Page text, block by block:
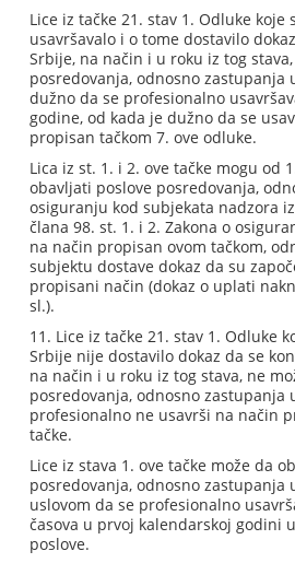
Lice iz tačke 21. stav 1. Odluke
usavršavalo i o tome dostavilo
Srbije, na način i u roku iz tog
posredovanja, odnosno zastupanja
dužno da se profesionalno
godine, od kada je dužno da se
propisan tačkom 7. ove odluke.
Lica iz st. 1. i 2. ove tačke mogu od
obavljati poslove posredovanja,
osiguranju kod subjekata nadzora
člana 98. st. 1. i 2. Zakona o
na način propisan ovom tačkom,
subjektu dostave dokaz da su
propisani način (dokaz o uplati
sl.).
11. Lice iz tačke 21. stav 1. Odluke
Srbije nije dostavilo dokaz da se
na način i u roku iz tog stava, ne
posredovanja, odnosno zastupanja
profesionalno ne usavrši na način
tačke.
Lice iz stava 1. ove tačke može da
posredovanja, odnosno zastupanja
uslovom da se profesionalno
časova u prvoj kalendarskoj godini
poslove.